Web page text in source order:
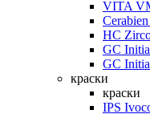
VITA
HC
GC
GC
краски
краски
IPS